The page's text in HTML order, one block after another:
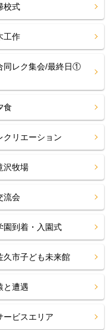
校式
工作
同レク集会/最終日①
食
リエーション
沢牧場
流会
到着・入園式
市子ども未来館
と遭遇
ビスエリア